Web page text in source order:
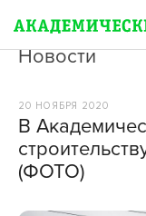
Новости
20 НОЯБРЯ 2020
В
(ФОТО)